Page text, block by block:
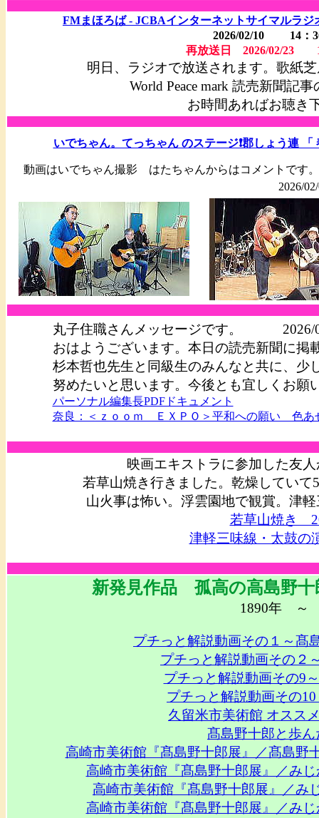
FMまほろば - JCBAインターネットサイマルラ
2026/02/10 14：
再放送日 2026/02/23
明日 、ラジオで放送されます。歌紙
World Peace mark 読売新聞記
お時間あればお聴き
いでちゃん。てっちゃん のステージ️❗郡しょう連 「
動画はいでちゃん撮影 はたちゃんからはコメントです
2026/
丸子住職さんメッセージです。 2026/
おはようございます。本日の読売新聞に掲
杉本哲也先生と同級生のみんなと共に、少
努めたいと思います。今後とも宜しくお願
パーソナル編集長PDFドキュメント
奈良：＜ｚｏｏｍ ＥＸＰＯ＞平和への願い 色あ
映画エキストラに参加した友
若草山焼き行きました。乾燥してい
山火事は怖い。浮雲園地で観賞。津
若草山焼き
津軽三味線・太鼓
新発見作品 孤高の高島野
1890年 ～
プチっと解説動画その１～髙
プチっと解説動画その２
プチっと解説動画その9
プチっと解説動画その
久留米市美術館 オスス
髙島野十郎と歩
高崎市美術館『髙島野十郎展』／髙島野
高崎市美術館『髙島野十郎展』／み
高崎市美術館『髙島野十郎展』／
高崎市美術館『髙島野十郎展』／み